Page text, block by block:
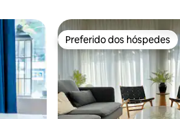
Preferido dos hóspedes
Preferido dos hóspedes